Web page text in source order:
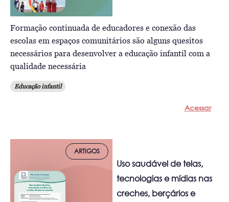
Formação continuada de educadores e conexão das
escolas em espaços comunitários são alguns quesitos
necessários para desenvolver a educação infantil com a
qualidade necessária
Educação infantil
Acessar
ARTIGOS
Uso saudável de telas,
tecnologias e mídias nas
creches, berçários e